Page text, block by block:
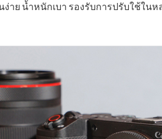
ง่าย น้ำหนักเบา รองรับการปรับใช้ใน